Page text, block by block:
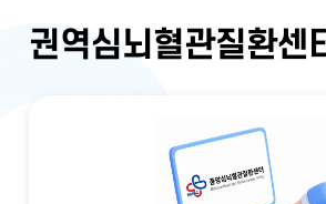
권역심뇌혈관질환센